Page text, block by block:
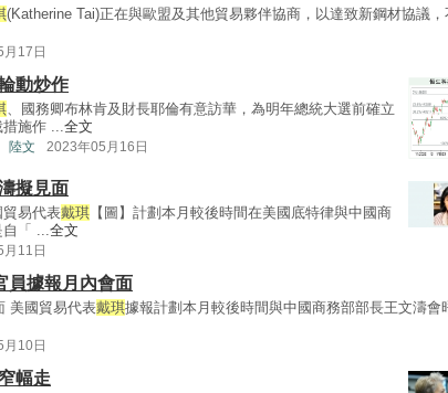
(Katherine Tai)正在與歐盟及其他貿易夥伴協商，以達致新鋼材協議，
17日
動炒作
、國務卿布林肯及財長耶倫有意訪華，為明年總統大選前確立
措施作 ...全文
陸文 2023年05月16日
擬見面
易代表戴琪 【圖】計劃本月較後時間在美國底特律與中國商
自「 ...全文
11日
員據報月內會面
美國貿易代表戴琪據報計劃本月較後時間與中國商務部部長王文濤會
10日
幅走